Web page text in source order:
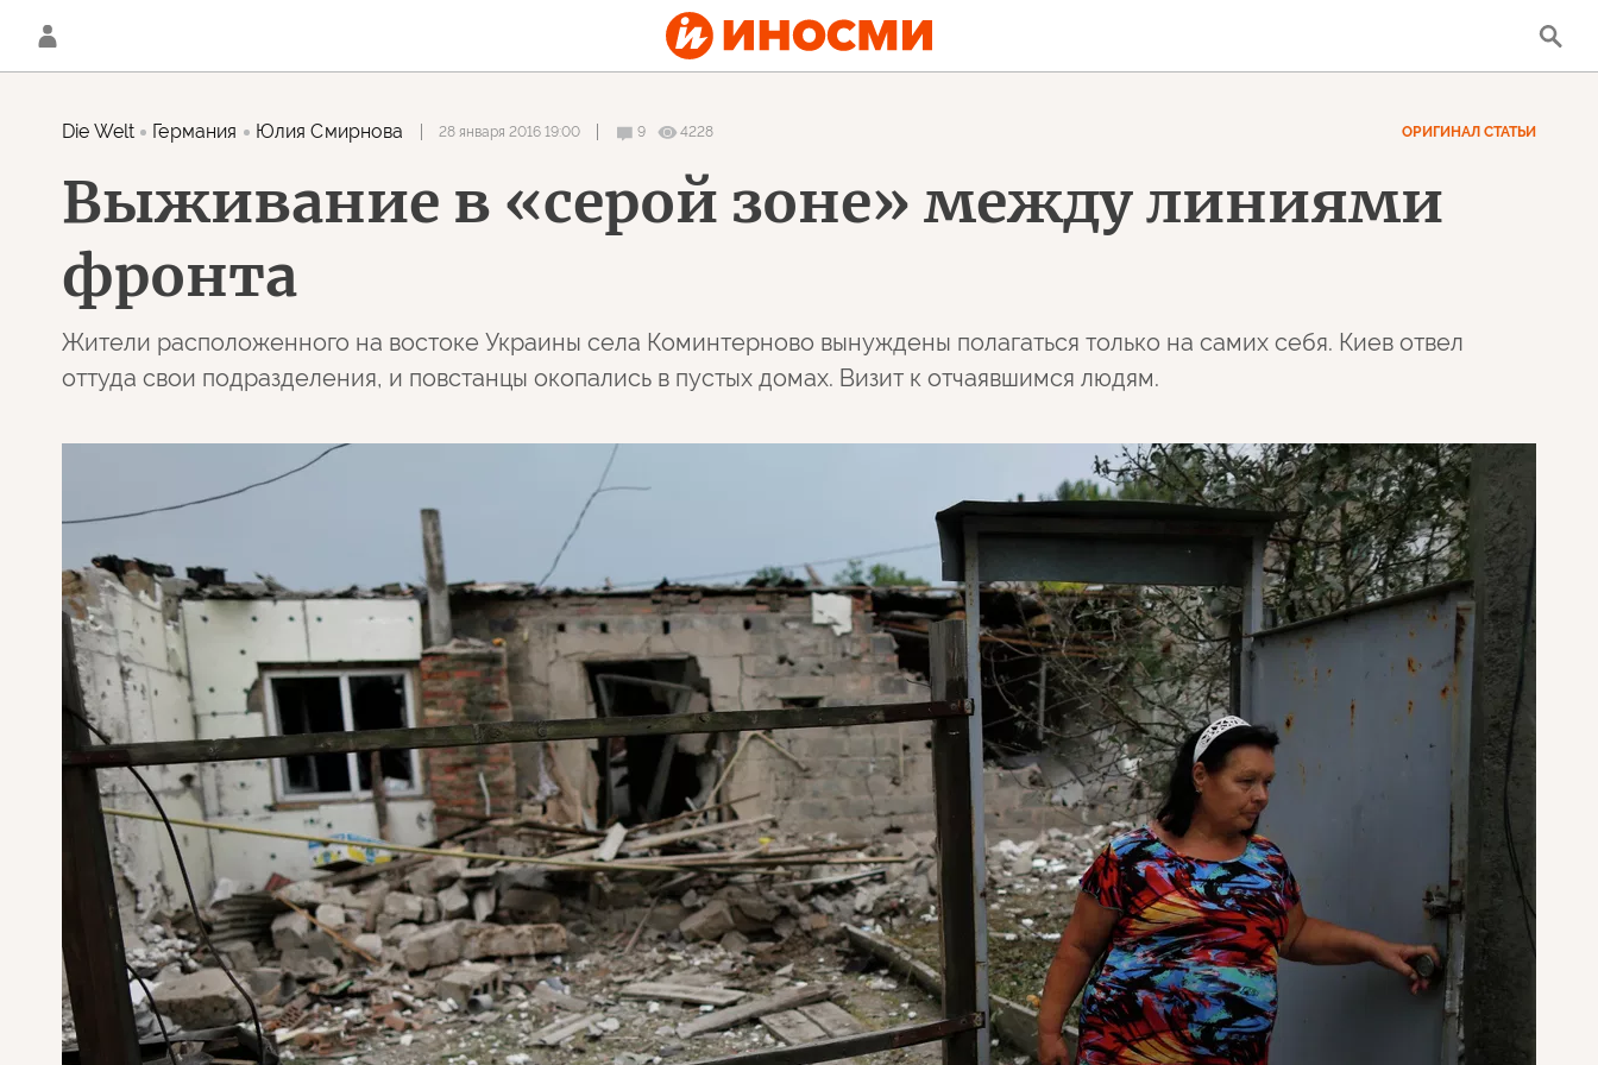
Die Welt Германия Юлия Смирнова 28 января 2016 19:00 9 4228 ОРИГИНАЛ СТАТЬИ
Выживание в «серой зоне» между линиями
фронта
Жители расположенного на востоке Украины села Коминтерново вынуждены полагаться только на самих себя. Киев отвел
оттуда свои подразделения, и повстанцы окопались в пустых домах. Визит к отчаявшимся людям.